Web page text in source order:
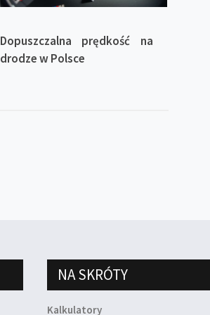
Dopuszczalna prędkość na
drodze w Polsce
NA SKRÓTY
Kalkulatory